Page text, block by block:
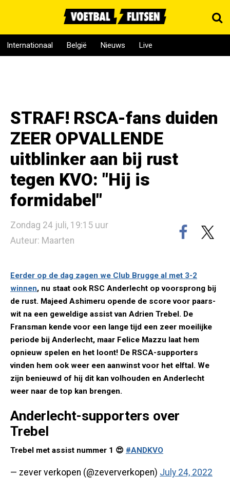
Internationaal België Nieuws Live
STRAF! RSCA-fans duiden
ZEER OPVALLENDE
uitblinker aan bij rust
tegen KVO: "Hij is
formidabel"
Zondag 24 juli, 19:15 uur
Auteur: Maarten
Eerder op de dag zagen we Club Brugge al met 3-2
winnen, nu staat ook RSC Anderlecht op voorsprong bij
de rust. Majeed Ashimeru opende de score voor paars-
wit na een geweldige assist van Adrien Trebel. De
Fransman kende voor een lange tijd een zeer moeilijke
periode bij Anderlecht, maar Felice Mazzu laat hem
opnieuw spelen en het loont! De RSCA-supporters
vinden hem ook weer een aanwinst voor het elftal. We
zijn benieuwd of hij dit kan volhouden en Anderlecht
weer naar de top kan brengen.
Anderlecht-supporters over
Trebel
Trebel met assist nummer 1 😍 #ANDKVO
— zever verkopen (@zeververkopen) July 24, 2022